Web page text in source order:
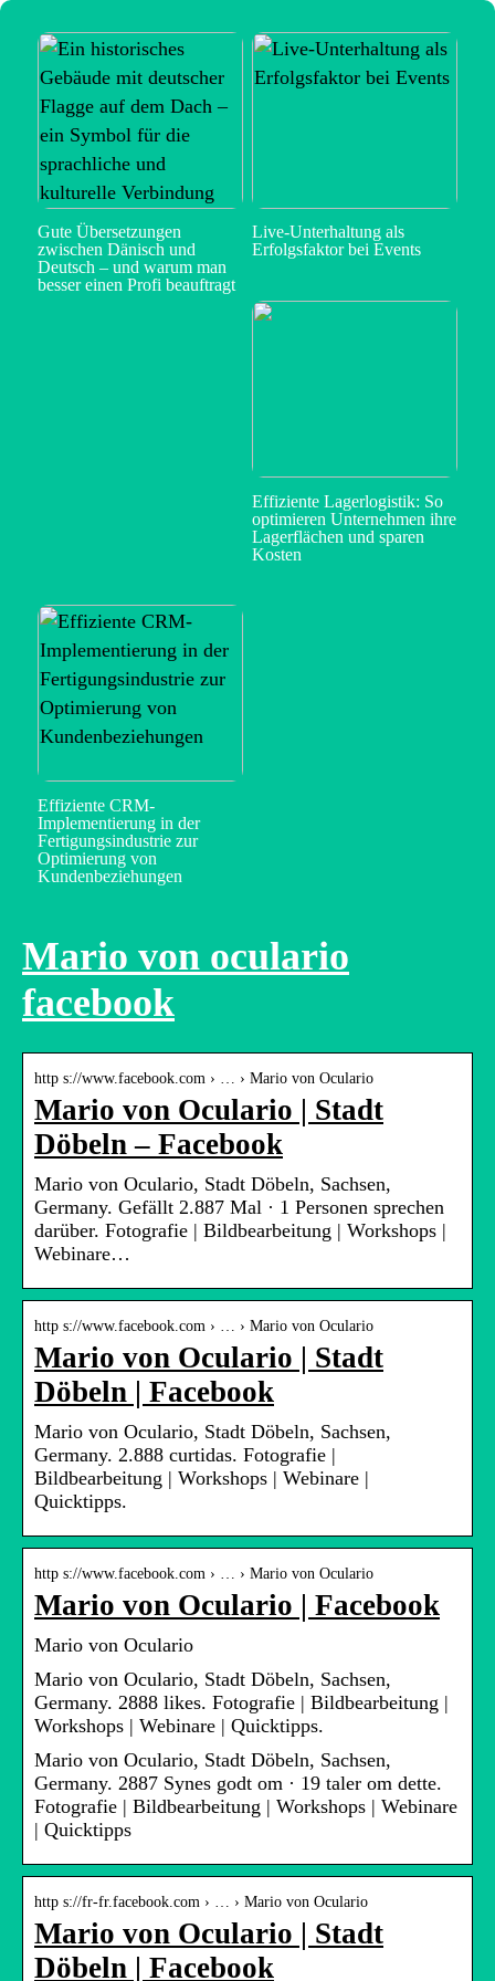
Gute Übersetzungen
zwischen Dänisch und
Deutsch – und warum man
besser einen Profi beauftragt
Live-Unterhaltung als
Erfolgsfaktor bei Events
Effiziente Lagerlogistik: So
optimieren Unternehmen ihre
Lagerflächen und sparen
Kosten
Effiziente CRM-
Implementierung in der
Fertigungsindustrie zur
Optimierung von
Kundenbeziehungen
Mario von oculario
facebook
http s://www.facebook.com › … › Mario von Oculario
Mario von Oculario | Stadt
Döbeln – Facebook
Mario von Oculario, Stadt Döbeln, Sachsen,
Germany. Gefällt 2.887 Mal · 1 Personen sprechen
darüber. Fotografie | Bildbearbeitung | Workshops |
Webinare…
http s://www.facebook.com › … › Mario von Oculario
Mario von Oculario | Stadt
Döbeln | Facebook
Mario von Oculario, Stadt Döbeln, Sachsen,
Germany. 2.888 curtidas. Fotografie |
Bildbearbeitung | Workshops | Webinare |
Quicktipps.
http s://www.facebook.com › … › Mario von Oculario
Mario von Oculario | Facebook
Mario von Oculario
Mario von Oculario, Stadt Döbeln, Sachsen,
Germany. 2888 likes. Fotografie | Bildbearbeitung |
Workshops | Webinare | Quicktipps.
Mario von Oculario, Stadt Döbeln, Sachsen,
Germany. 2887 Synes godt om · 19 taler om dette.
Fotografie | Bildbearbeitung | Workshops | Webinare
| Quicktipps
http s://fr-fr.facebook.com › … › Mario von Oculario
Mario von Oculario | Stadt
Döbeln | Facebook